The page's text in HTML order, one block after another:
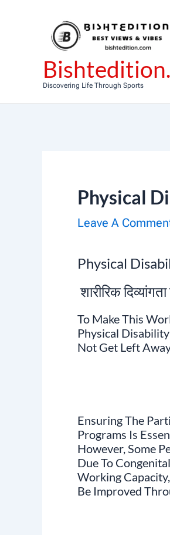
Discovering Life Through Sports
Physical
Leave A
Physical
शारीरिक
To Make This
Physical
Not Get Left
Ensuring The
Programs Is
However, Some
Due To
Working
Be Improved